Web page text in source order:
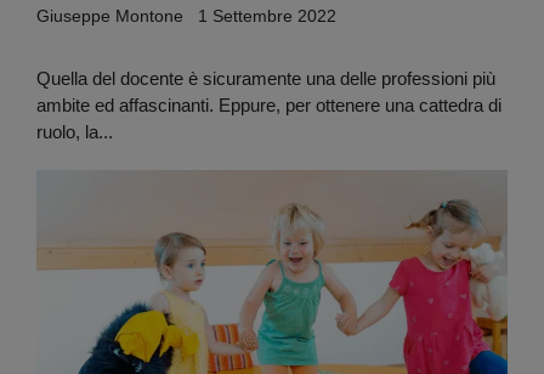
Giuseppe Montone 1 Settembre 2022
Quella del docente è sicuramente una delle professioni più
ambite ed affascinanti. Eppure, per ottenere una cattedra di
ruolo, la...